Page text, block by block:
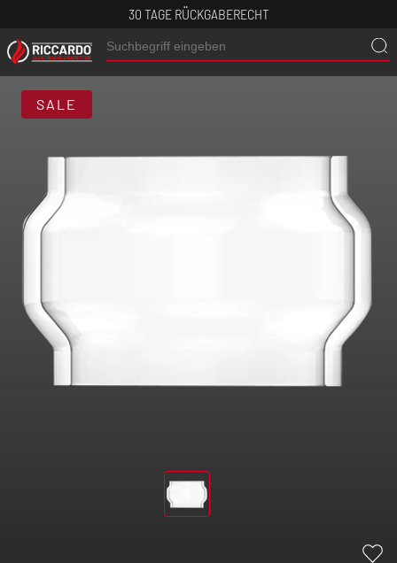
30 TAGE RÜCKGABERECHT
SALE